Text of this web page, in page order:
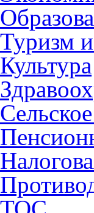
Туризм
Культура